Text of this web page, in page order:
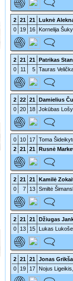
2 21 21 Luknė
0
19 16 Kornelija
2 21 21 Patrikas
0
11 5 Tauras
2 22 21 Damielius
0 20 18 Jokūbas
0 10 17 Toma
2 21 21 Rusnė
2 21 21 Kamilė
0
7 13 Smiltė
2 21 21 Džiugas
0
13 15 Lukas
2 21 21 Jonas
0
19 17 Nojus